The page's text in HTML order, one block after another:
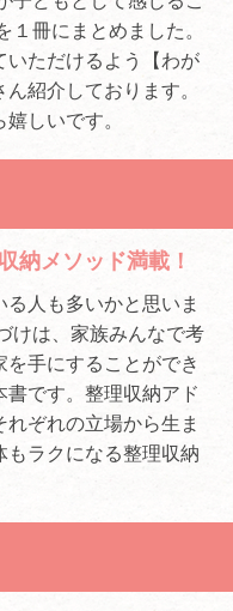
１冊にまとめました。
いただけるよう【わが
紹介しております。
しいです。
納メソッド満載！
人も多いかと思いま
けは、家族みんなで考
を手にすることができ
書です。整理収納アド
ぞれの立場から生ま
もラクになる整理収納